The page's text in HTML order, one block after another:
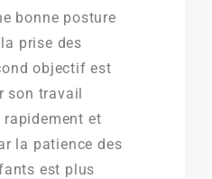
bonne posture
prise des
objectif est
son travail
et
la patience des
est plus